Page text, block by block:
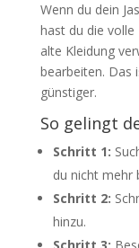
Wenn du dein
hast du die
alte Kleidung
bearbeiten. Das
günstiger.
So gelingt
Schritt 1:
du nicht mehr
Schritt 2:
hinzu.